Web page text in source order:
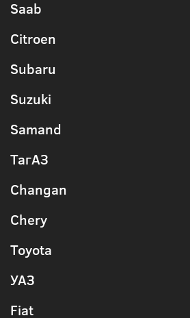
Saab
Citroen
Subaru
Suzuki
Samand
ТагАЗ
Changan
Chery
Toyota
УАЗ
Fiat